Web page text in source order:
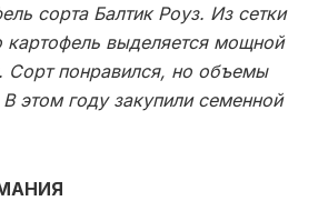
сорта Балтик Роуз. Из сетки
картофель выделяется мощной
понравился, но объемы
этом году закупили семенной